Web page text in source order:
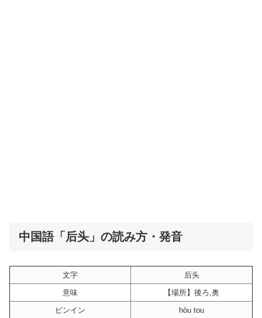
中国語「后头」の読み方・発音
文字
后头
意味
【場所】後ろ,奥
ピンイン
hòu tou